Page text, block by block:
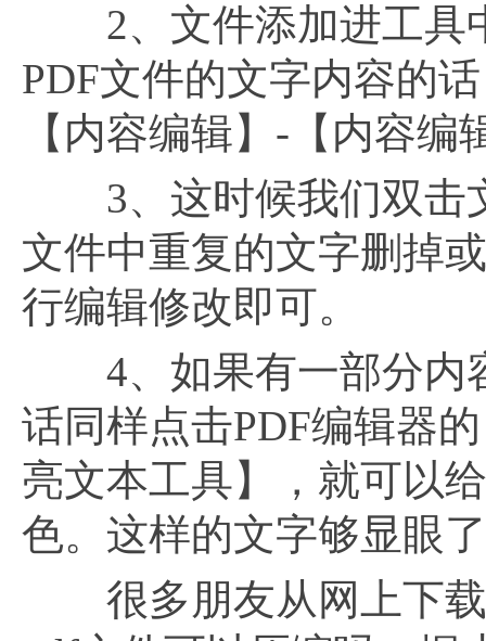
2、文件添加进工具
PDF文件的文字内容的
【内容编辑】-【内容
3、这时候我们双击
文件中重复的文字删掉
行编辑修改即可。
4、如果有一部分内
话同样点击PDF编辑器
亮文本工具】，就可以
色。这样的文字够显眼
很多朋友从网上下载